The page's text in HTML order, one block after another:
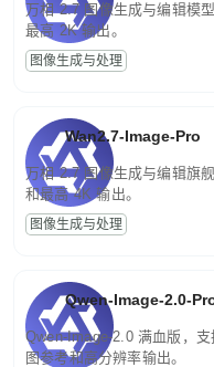
万相 2.7 图像生成与编辑模
最高 2K 输出。
图像生成与处理
Wan2.7-Image-Pro
万相 2.7 图像生成与编辑旗
和最高 4K 输出。
图像生成与处理
Qwen-Image-2.0-
Qwen-Image-2.0 满血版，
图参考和高分辨率输出。